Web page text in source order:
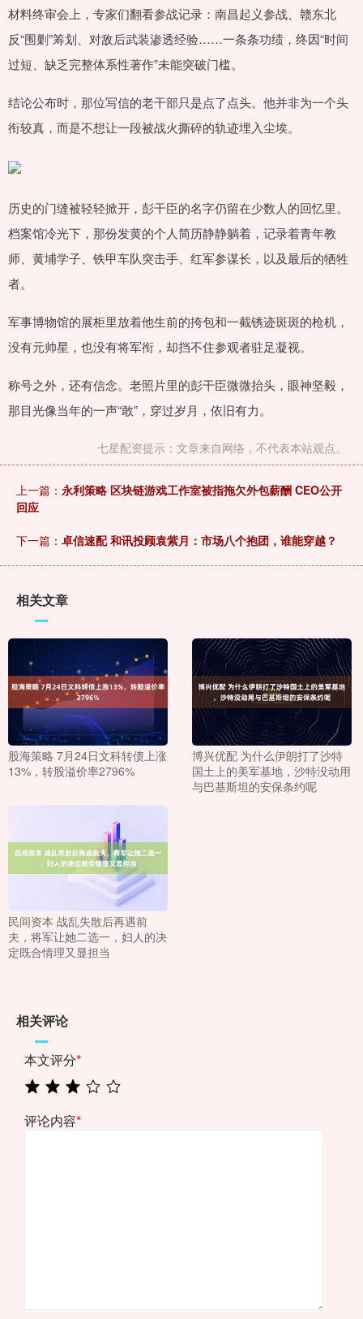
材料终审会上，专家们翻看参战记录：南昌起义参战、赣东北
反“围剿”筹划、对敌后武装渗透经验……一条条功绩，终因“时间
过短、缺乏完整体系性著作”未能突破门槛。
结论公布时，那位写信的老干部只是点了点头。他并非为一个头
衔较真，而是不想让一段被战火撕碎的轨迹埋入尘埃。
历史的门缝被轻轻掀开，彭干臣的名字仍留在少数人的回忆里。
档案馆冷光下，那份发黄的个人简历静静躺着，记录着青年教
师、黄埔学子、铁甲车队突击手、红军参谋长，以及最后的牺牲
者。
军事博物馆的展柜里放着他生前的挎包和一截锈迹斑斑的枪机，
没有元帅星，也没有将军衔，却挡不住参观者驻足凝视。
称号之外，还有信念。老照片里的彭干臣微微抬头，眼神坚毅，
那目光像当年的一声“敢”，穿过岁月，依旧有力。
七星配资提示：文章来自网络，不代表本站观点。
上一篇： 永利策略 区块链游戏工作室被指拖欠外包薪酬 CEO公开
回应
下一篇： 卓信速配 和讯投顾袁紫月：市场八个抱团，谁能穿越？
相关文章
股海策略 7月24日文科转债上涨
13%，转股溢价率2796%
博兴优配 为什么伊朗打了沙特
国土上的美军基地，沙特没动用
与巴基斯坦的安保条约呢
民间资本 战乱失散后再遇前
夫，将军让她二选一，妇人的决
定既合情理又显担当
相关评论
本文评分*
评论内容*